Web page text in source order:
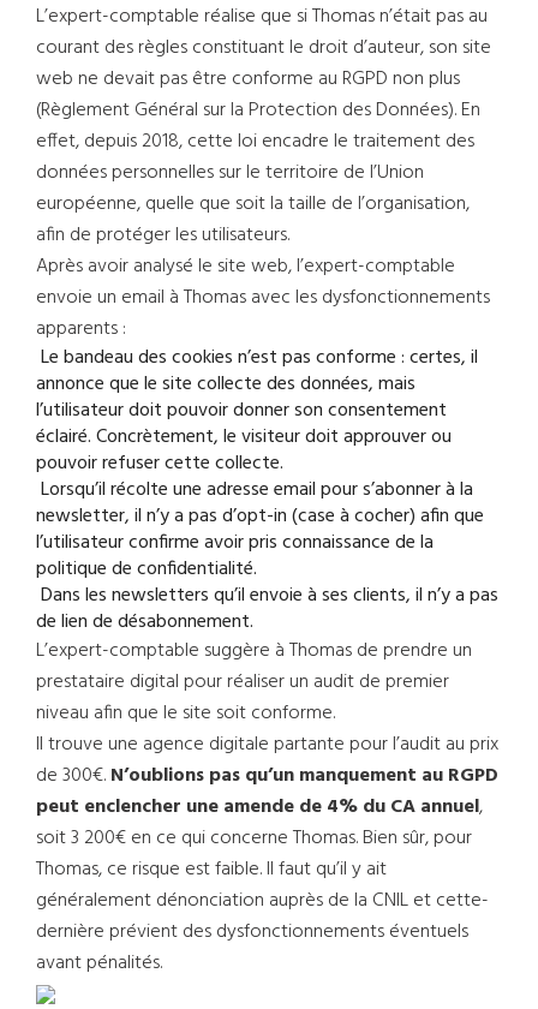
L’expert-comptable réalise que si Thomas n’était pas au
courant des règles constituant le droit d’auteur, son site
web ne devait pas être conforme au RGPD non plus
(Règlement Général sur la Protection des Données). En
effet, depuis 2018, cette loi encadre le traitement des
données personnelles sur le territoire de l’Union
européenne, quelle que soit la taille de l’organisation,
afin de protéger les utilisateurs.
Après avoir analysé le site web, l’expert-comptable
envoie un email à Thomas avec les dysfonctionnements
apparents :
Le bandeau des cookies n’est pas conforme : certes, il
annonce que le site collecte des données, mais
l’utilisateur doit pouvoir donner son consentement
éclairé. Concrètement, le visiteur doit approuver ou
pouvoir refuser cette collecte.
Lorsqu’il récolte une adresse email pour s’abonner à la
newsletter, il n’y a pas d’opt-in (case à cocher) afin que
l’utilisateur confirme avoir pris connaissance de la
politique de confidentialité.
Dans les newsletters qu’il envoie à ses clients, il n’y a pas
de lien de désabonnement.
L’expert-comptable suggère à Thomas de prendre un
prestataire digital pour réaliser un audit de premier
niveau afin que le site soit conforme.
Il trouve une agence digitale partante pour l’audit au prix
de 300€.N’oublions pas qu’un manquement au RGPD
peut enclencher une amende de 4% du CA annuel,
soit 3 200€ en ce qui concerne Thomas. Bien sûr, pour
Thomas, ce risque est faible. Il faut qu’il y ait
généralement dénonciation auprès de la CNIL et cette-
dernière prévient des dysfonctionnements éventuels
avant pénalités.